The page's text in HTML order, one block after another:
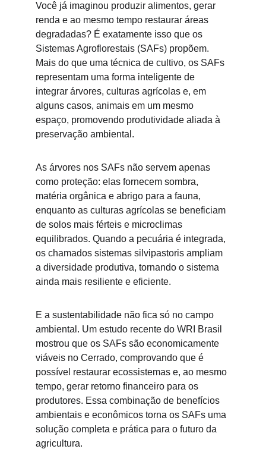
Você já imaginou produzir alimentos, gerar
renda e ao mesmo tempo restaurar áreas
degradadas? É exatamente isso que os
Sistemas Agroflorestais (SAFs) propõem.
Mais do que uma técnica de cultivo, os SAFs
representam uma forma inteligente de
integrar árvores, culturas agrícolas e, em
alguns casos, animais em um mesmo
espaço, promovendo produtividade aliada à
preservação ambiental.
As árvores nos SAFs não servem apenas
como proteção: elas fornecem sombra,
matéria orgânica e abrigo para a fauna,
enquanto as culturas agrícolas se beneficiam
de solos mais férteis e microclimas
equilibrados. Quando a pecuária é integrada,
os chamados sistemas silvipastoris ampliam
a diversidade produtiva, tornando o sistema
ainda mais resiliente e eficiente.
E a sustentabilidade não fica só no campo
ambiental. Um estudo recente do WRI Brasil
mostrou que os SAFs são economicamente
viáveis no Cerrado, comprovando que é
possível restaurar ecossistemas e, ao mesmo
tempo, gerar retorno financeiro para os
produtores. Essa combinação de benefícios
ambientais e econômicos torna os SAFs uma
solução completa e prática para o futuro da
agricultura.